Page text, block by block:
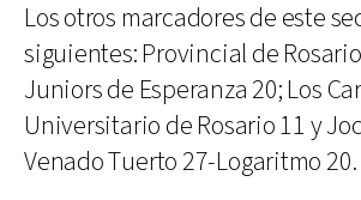
Los otros marcadores de este
siguientes: Provincial de
Juniors de Esperanza 20; Los
Universitario de Rosario 11 y
Venado Tuerto 27-Logaritmo 20.